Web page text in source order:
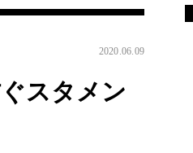
2020.06.09
スタメン